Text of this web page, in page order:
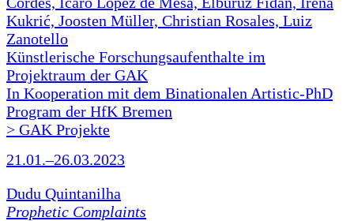
Kukrić, Joosten Müller, Christian Rosales, Luiz
Zanotello
Künstlerische Forschungsaufenthalte im
Projektraum der GAK
In Kooperation mit dem Binationalen Artistic-PhD
Program der HfK Bremen
> GAK Projekte
21.01.–26.03.2023
Dudu Quintanilha
Prophetic Complaints